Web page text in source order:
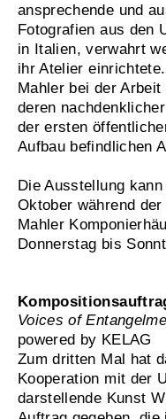
ansprechende und
Fotografien aus den
in Italien, verwahrt
ihr Atelier
Mahler bei der
deren
der ersten
Aufbau befindlichen
Die Ausstellung
Oktober während
Mahler
Donnerstag bis
Voices of
powered by KELAG
Zum dritten Mal hat
Kooperation mit der
darstellende Kunst